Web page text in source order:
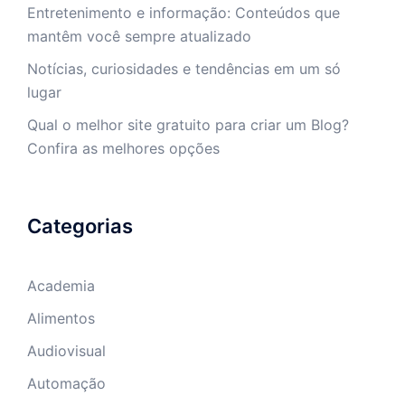
Entretenimento e informação: Conteúdos que
mantêm você sempre atualizado
Notícias, curiosidades e tendências em um só
lugar
Qual o melhor site gratuito para criar um Blog?
Confira as melhores opções
Categorias
Academia
Alimentos
Audiovisual
Automação